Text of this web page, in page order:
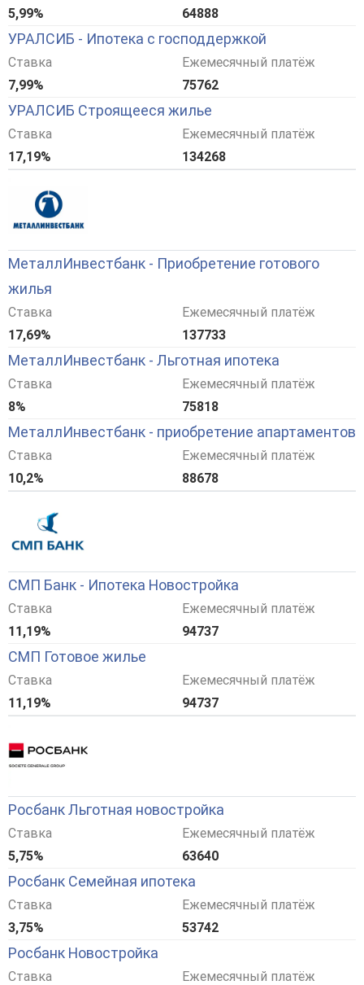
5,99%
64888
УРАЛСИБ - Ипотека с господдержкой
Ставка
7,99%
Ежемесячный платёж
75762
УРАЛСИБ Строящееся жилье
Ставка
17,19%
Ежемесячный платёж
134268
МеталлИнвестбанк - Приобретение готового
жилья
Ставка
17,69%
Ежемесячный платёж
137733
МеталлИнвестбанк - Льготная ипотека
Ставка
8%
Ежемесячный платёж
75818
МеталлИнвестбанк - приобретение апартаментов
Ставка
10,2%
Ежемесячный платёж
88678
СМП Банк - Ипотека Новостройка
Ставка
11,19%
Ежемесячный платёж
94737
СМП Готовое жилье
Ставка
11,19%
Ежемесячный платёж
94737
Росбанк Льготная новостройка
Ставка
5,75%
Ежемесячный платёж
63640
Росбанк Семейная ипотека
Ставка
3,75%
Ежемесячный платёж
53742
Росбанк Новостройка
Ставка Ежемесячный платёж